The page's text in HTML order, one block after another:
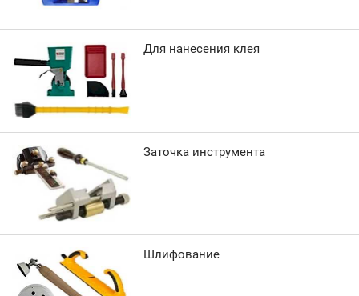
Для нанесения клея
Заточка инструмента
Шлифование